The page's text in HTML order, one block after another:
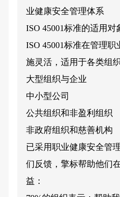
业健康安全管理体系
ISO 45001标准的适用对
ISO 45001标准在管理
施灵活，适用于各类组
大型组织与企业
中小型公司
公共组织和非盈利组织
非政府组织和慈善机构
已采用职业健康安全管
们反馈，擎标帮助他们
益：